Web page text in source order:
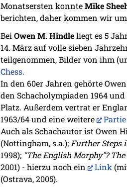
Monatsersten konnteMike
berichten, daher kommen wir
BeiOwen M. Hindleliegt es 5
14. März auf volle sieben
teilgenommen, Bilder von ihm
Chess.
In den 60er Jahren gehörte
den Schacholympiaden 1964
Platz. Außerdem vertrat er
1963/64 und eine weitere
Partie
Auch als Schachautor ist Owen
(Nottingham, s.a.);Further Steps
1998); "The English Morphy"?
2001) - hierzu noch ein
Link
(Ostrava, 2005).